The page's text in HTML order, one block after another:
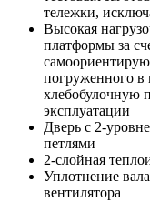
тележки,
Высокая
платформы за
погруженного в
хлебобулочную
эксплуатации
Дверь с 2-
петлями
2-слойная
Уплотнение
вентилятора​